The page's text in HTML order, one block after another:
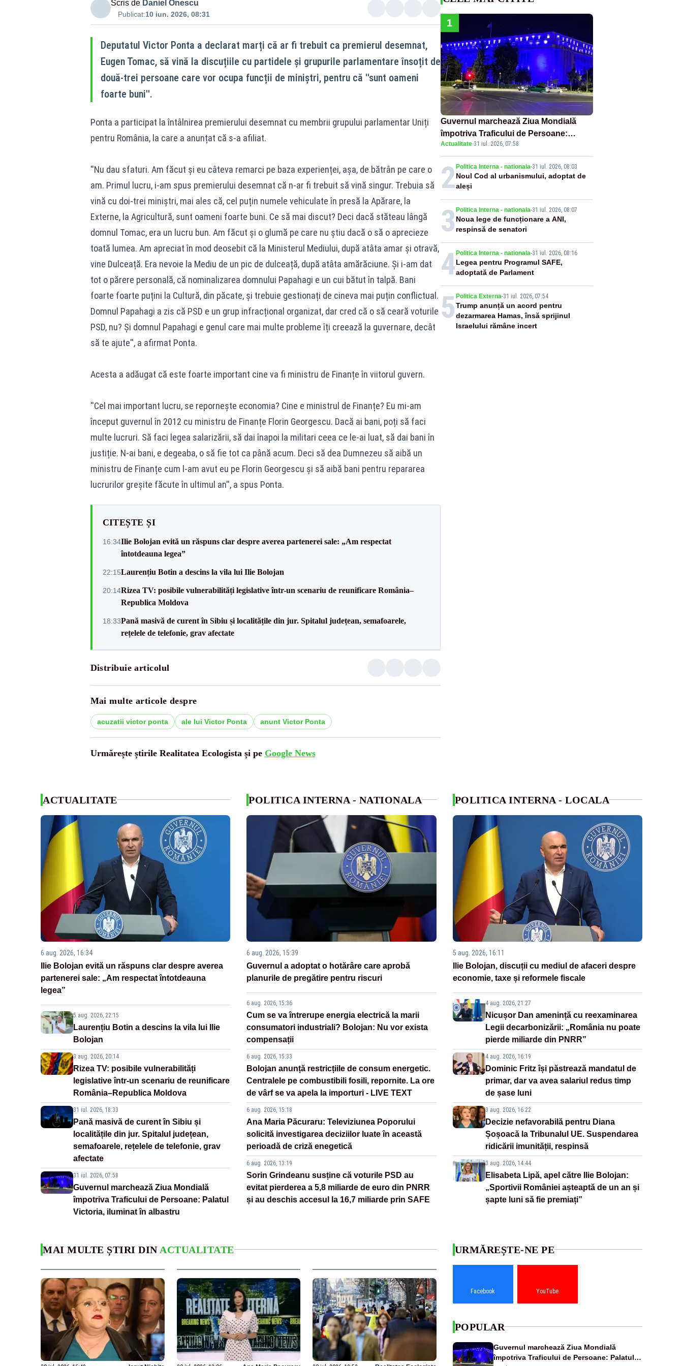
Scris de Daniel Onescu
Publicat:10 iun. 2026, 08:31
Deputatul Victor Ponta a declarat marți că ar fi trebuit ca premierul desemnat,
Eugen Tomac, să vină la discuțiile cu partidele și grupurile parlamentare însoțit de
două-trei persoane care vor ocupa funcții de miniștri, pentru că ''sunt oameni
foarte buni''.
Ponta a participat la întâlnirea premierului desemnat cu membrii grupului parlamentar Uniți
pentru România, la care a anunțat că s-a afiliat.
''Nu dau sfaturi. Am făcut și eu câteva remarci pe baza experienței, așa, de bătrân pe care o
am. Primul lucru, i-am spus premierului desemnat că n-ar fi trebuit să vină singur. Trebuia să
vină cu doi-trei miniștri, mai ales că, cel puțin numele vehiculate în presă la Apărare, la
Externe, la Agricultură, sunt oameni foarte buni. Ce să mai discut? Deci dacă stăteau lângă
domnul Tomac, era un lucru bun. Am făcut și o glumă pe care nu știu dacă o să o aprecieze
toată lumea. Am apreciat în mod deosebit că la Ministerul Mediului, după atâta amar și otravă,
vine Dulceață. Era nevoie la Mediu de un pic de dulceață, după atâta amărăciune. Și i-am dat
tot o părere personală, că nominalizarea domnului Papahagi e un cui bătut în talpă. Bani
foarte foarte puțini la Cultură, din păcate, și trebuie gestionați de cineva mai puțin conflictual.
Domnul Papahagi a zis că PSD e un grup infracțional organizat, dar cred că o să ceară voturile
PSD, nu? Și domnul Papahagi e genul care mai multe probleme îți creează la guvernare, decât
să te ajute'', a afirmat Ponta.
Acesta a adăugat că este foarte important cine va fi ministru de Finanțe în viitorul guvern.
''Cel mai important lucru, se repornește economia? Cine e ministrul de Finanțe? Eu mi-am
început guvernul în 2012 cu ministru de Finanțe Florin Georgescu. Dacă ai bani, poți să faci
multe lucruri. Să faci legea salarizării, să dai înapoi la militari ceea ce le-ai luat, să dai bani în
justiție. N-ai bani, e degeaba, o să fie tot ca până acum. Deci să dea Dumnezeu să aibă un
ministru de Finanțe cum l-am avut eu pe Florin Georgescu și să aibă bani pentru repararea
lucrurilor greșite făcute în ultimul an'', a spus Ponta.
CITEȘTE ȘI
16:34Ilie Bolojan evită un răspuns clar despre averea partenerei sale: „Am respectat
întotdeauna legea”
22:15Laurențiu Botin a descins la vila lui Ilie Bolojan
20:14Rizea TV: posibile vulnerabilități legislative într-un scenariu de reunificare România–
Republica Moldova
18:33Pană masivă de curent în Sibiu și localitățile din jur. Spitalul județean, semafoarele,
rețelele de telefonie, grav afectate
Distribuie articolul
Mai multe articole despre
acuzatii victor ponta ale lui Victor Ponta anunt Victor Ponta
Urmărește știrile Realitatea Ecologista și pe Google News
1
Guvernul marchează Ziua Mondială
împotriva Traficului de Persoane:
Palatul Victoria, iluminat în albastru
Actualitate·31 iul. 2026, 07:58
2Politica Interna - nationala-31 iul. 2026, 08:03
Noul Cod al urbanismului, adoptat de
aleși
3 Politica Interna - nationala-31 iul. 2026, 08:07
Noua lege de funcționare a ANI,
respinsă de senatori
4Politica Interna - nationala-31 iul. 2026, 08:16
Legea pentru Programul SAFE,
adoptată de Parlament
5 Politica Externa-31 iul. 2026, 07:54
Trump anunță un acord pentru
dezarmarea Hamas, însă sprijinul
Israelului rămâne incert
ACTUALITATE
6 aug. 2026, 16:34
Ilie Bolojan evită un răspuns clar despre averea
partenerei sale: „Am respectat întotdeauna
legea”
5 aug. 2026, 22:15
Laurențiu Botin a descins la vila lui Ilie
Bolojan
3 aug. 2026, 20:14
Rizea TV: posibile vulnerabilități
legislative într-un scenariu de reunificare
România–Republica Moldova
31 iul. 2026, 18:33
Pană masivă de curent în Sibiu și
localitățile din jur. Spitalul județean,
semafoarele, rețelele de telefonie, grav
afectate
31 iul. 2026, 07:58
Guvernul marchează Ziua Mondială
împotriva Traficului de Persoane: Palatul
Victoria, iluminat în albastru
POLITICA INTERNA - NATIONALA
6 aug. 2026, 15:39
Guvernul a adoptat o hotărâre care aprobă
planurile de pregătire pentru riscuri
6 aug. 2026, 15:36
Cum se va întrerupe energia electrică la marii
consumatori industriali? Bolojan: Nu vor exista
compensații
6 aug. 2026, 15:33
Bolojan anunță restricțiile de consum energetic.
Centralele pe combustibili fosili, repornite. La ore
de vârf se va apela la importuri - LIVE TEXT
6 aug. 2026, 15:18
Ana Maria Păcuraru: Televiziunea Poporului
solicită investigarea deciziilor luate în această
perioadă de criză enegetică
6 aug. 2026, 13:19
Sorin Grindeanu susține că voturile PSD au
evitat pierderea a 5,8 miliarde de euro din PNRR
și au deschis accesul la 16,7 miliarde prin SAFE
POLITICA INTERNA - LOCALA
5 aug. 2026, 16:11
Ilie Bolojan, discuții cu mediul de afaceri despre
economie, taxe și reformele fiscale
4 aug. 2026, 21:27
Nicușor Dan amenință cu reexaminarea
Legii decarbonizării: „România nu poate
pierde miliarde din PNRR”
4 aug. 2026, 16:19
Dominic Fritz își păstrează mandatul de
primar, dar va avea salariul redus timp
de șase luni
3 aug. 2026, 16:22
Decizie nefavorabilă pentru Diana
Șoșoacă la Tribunalul UE. Suspendarea
ridicării imunității, respinsă
3 aug. 2026, 14:44
Elisabeta Lipă, apel către Ilie Bolojan:
„Sportivii României așteaptă de un an și
șapte luni să fie premiați”
MAI MULTE ȘTIRI DIN ACTUALITATE URMĂREȘTE-NE PE
Facebook YouTube
POPULAR
Guvernul marchează Ziua Mondială
împotriva Traficului de Persoane: Palatul